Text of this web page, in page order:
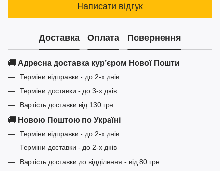
Написати відгук
Доставка Оплата Повернення
🚚 Адресна доставка кур’єром Нової Пошти
Терміни відправки - до 2-х днів
Терміни доставки - до 3-х днів
Вартість доставки від 130 грн
🚚 Новою Поштою по Україні
Терміни відправки - до 2-х днів
Терміни доставки - до 2-х днів
Вартість доставки до відділення - від 80 грн.